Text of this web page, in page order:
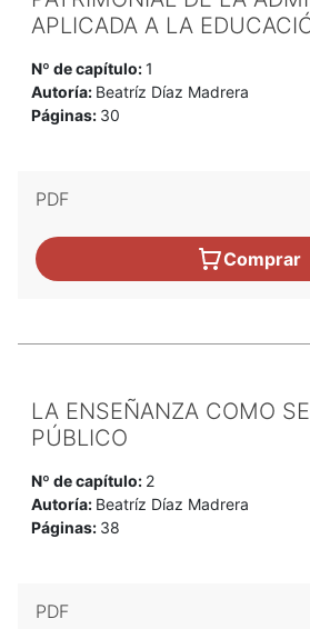
APLICADA A LA
Nº de capítulo:1
Autoría: Beatríz Díaz Madrera
Páginas: 30
PDF
Comprar
LA ENSEÑANZA COMO
PÚBLICO
Nº de capítulo: 2
Autoría: Beatríz Díaz Madrera
Páginas: 38
PDF